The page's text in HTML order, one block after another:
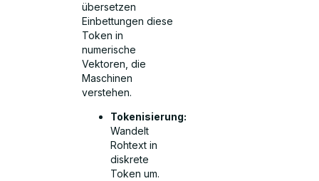
übersetzen
Einbettungen diese
Token in
numerische
Vektoren, die
Maschinen
verstehen.
Tokenisierung:
Wandelt
Rohtext in
diskrete
Token um.